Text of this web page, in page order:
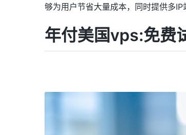
够为用户节省大量成本，同时提供多IP
年付美国vps:免费